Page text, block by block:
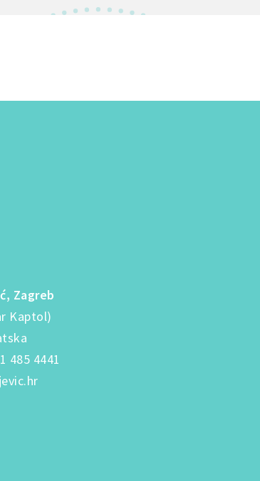
Zagreb
Kaptol)
485 4441